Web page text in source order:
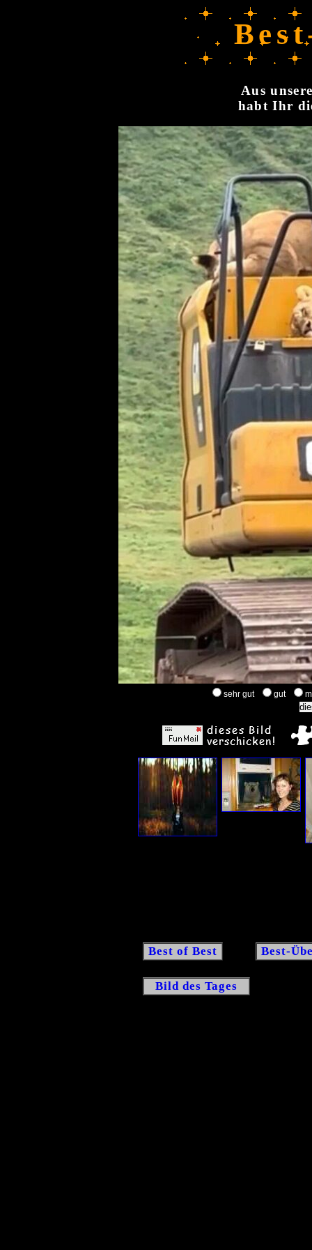
Aus
habt Ihr
sehr gut gut
Best of Best Best-
Bild des Tages